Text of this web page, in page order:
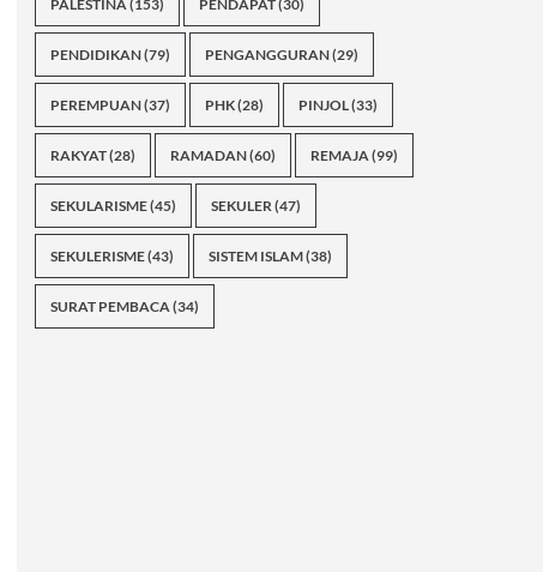
PALESTINA(153) PENDAPAT(30)
PENDIDIKAN(79) PENGANGGURAN(29)
PEREMPUAN(37) PHK(28) PINJOL(33)
RAKYAT(28) RAMADAN(60) REMAJA(99)
SEKULARISME(45) SEKULER(47)
SEKULERISME(43) SISTEM ISLAM(38)
SURAT PEMBACA(34)